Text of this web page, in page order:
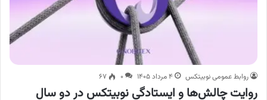
روابط عمومی نوبیتکس ۴ مرداد ۱۴۰۵ ۰ ۶۷
روایت چالش‌ها و ایستادگی نوبیتکس در دو سال